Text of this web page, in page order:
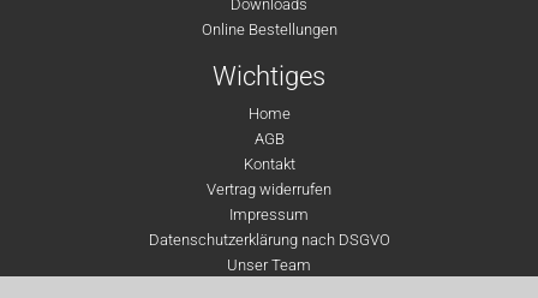
Downloads
Online Bestellungen
Wichtiges
Home
AGB
Kontakt
Vertrag widerrufen
Impressum
Datenschutzerklärung nach DSGVO
Unser Team